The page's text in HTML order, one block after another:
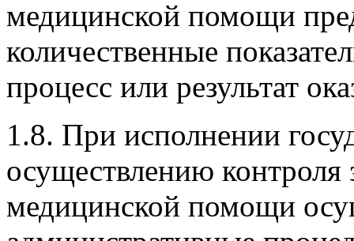
медицинской помощи
количественные
процесс или результат
1.8. При исполнении
осуществлению контроля
медицинской помощи